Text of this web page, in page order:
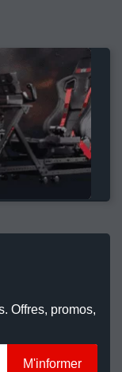
Offres, promos,
M'informer